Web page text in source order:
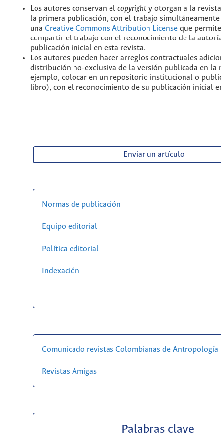
Los autores conservan el copyright y otorgan a la
la primera publicación, con el trabajo
una Creative Commons Attribution License que
compartir el trabajo con el reconocimiento de la
publicación inicial en esta revista.
Los autores pueden hacer arreglos contractuales
distribución no-exclusiva de la versión publicada en la
ejemplo, colocar en un repositorio institucional o
libro), con el reconocimiento de su publicación inicial
Enviar un artículo
Normas de publicación
Equipo editorial
Política editorial
Indexación
Comunicado revistas Colombianas de Antropología
Revistas Amigas
Palabras clave